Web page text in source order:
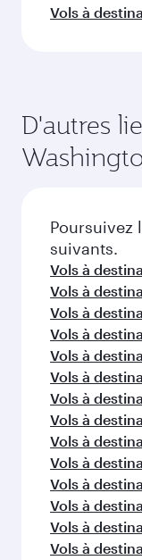
Vols à
D'autres
Poursuivez
suivants.
Vols à
Vols à
Vols à
Vols à
Vols à
Vols à
Vols à
Vols à
Vols à
Vols à
Vols à
Vols à
Vols à
Vols à